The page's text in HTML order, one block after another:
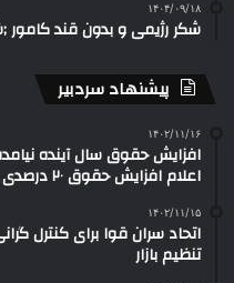
۱۴۰۴/۰۹/۱۸
شکر رژیمی و بدون قند کامور
پیشنهاد سردبیر
۱۴۰۲/۱۱/۱۶
اعلام افزایش حقوق ۲۰ درصدی
۱۴۰۲/۱۱/۱۵
اتحاد سران قوا برای کنترل
تنظیم بازار